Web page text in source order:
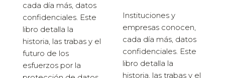
cada día más, datos
confidenciales. Este
libro detalla la
historia, las trabas y el
futuro de los
esfuerzos por la
Instituciones y
empresas conocen,
cada día más, datos
confidenciales. Este
libro detalla la
historia, las trabas y el